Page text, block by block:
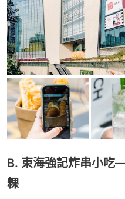
B. 東海強記炸串小
粿